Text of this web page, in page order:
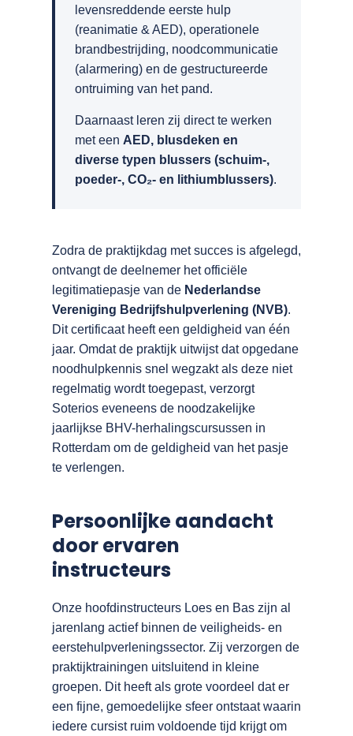
levensreddende eerste hulp
(reanimatie & AED), operationele
brandbestrijding, noodcommunicatie
(alarmering) en de gestructureerde
ontruiming van het pand.
Daarnaast leren zij direct te werken
met een AED, blusdeken en
diverse typen blussers (schuim-,
poeder-, CO₂- en lithiumblussers).
Zodra de praktijkdag met succes is afgelegd,
ontvangt de deelnemer het officiële
legitimatiepasje van de Nederlandse
Vereniging Bedrijfshulpverlening (NVB).
Dit certificaat heeft een geldigheid van één
jaar. Omdat de praktijk uitwijst dat opgedane
noodhulpkennis snel wegzakt als deze niet
regelmatig wordt toegepast, verzorgt
Soterios eveneens de noodzakelijke
jaarlijkse BHV-herhalingscursussen in
Rotterdam om de geldigheid van het pasje
te verlengen.
Persoonlijke aandacht
door ervaren
instructeurs
Onze hoofdinstructeurs Loes en Bas zijn al
jarenlang actief binnen de veiligheids- en
eerstehulpverleningssector. Zij verzorgen de
praktijktrainingen uitsluitend in kleine
groepen. Dit heeft als grote voordeel dat er
een fijne, gemoedelijke sfeer ontstaat waarin
iedere cursist ruim voldoende tijd krijgt om